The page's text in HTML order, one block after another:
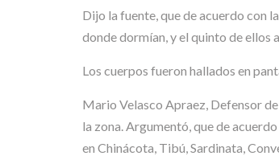
Dijo la fuente, que de acuerdo con
donde dormían, y el quinto de ellos
Los cuerpos fueron hallados en
Mario Velasco Apraez, Defensor
la zona. Argumentó, que de
en Chinácota, Tibú, Sardinata,